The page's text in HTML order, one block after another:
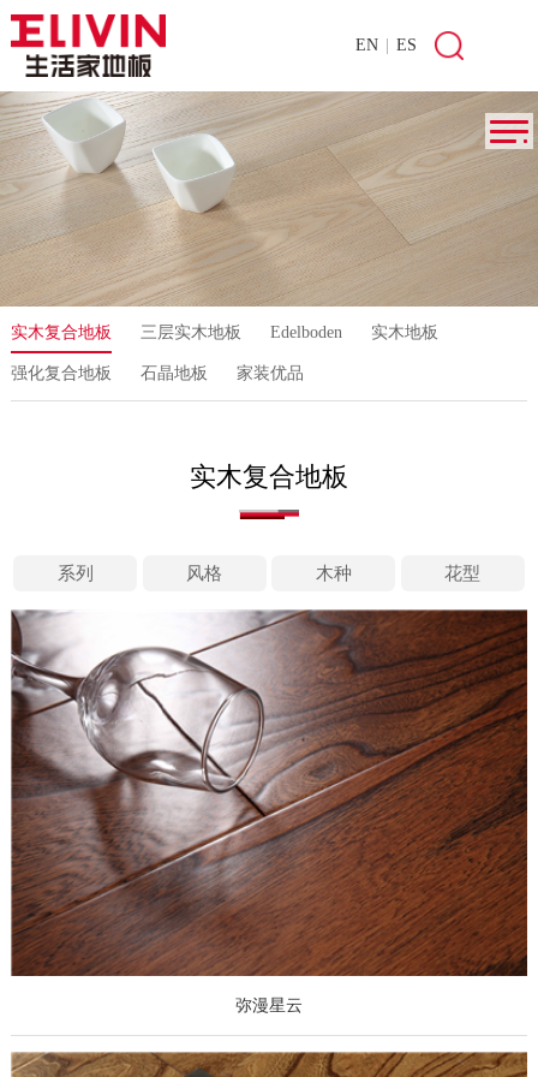
EN ES
实木复合地板 三层实木地板 Edelboden 实木地板
强化复合地板 石晶地板 家装优品
实木复合地板
系列 风格 木种 花型
弥漫星云